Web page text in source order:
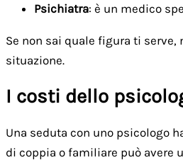
Psichiatra: è un medico
Se non sai quale figura ti
situazione.
I costi dello
Una seduta con uno psicologo
di coppia o familiare può avere